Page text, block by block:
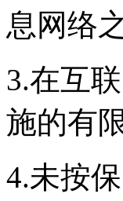
息网络
3.在互
施的有
4.未按